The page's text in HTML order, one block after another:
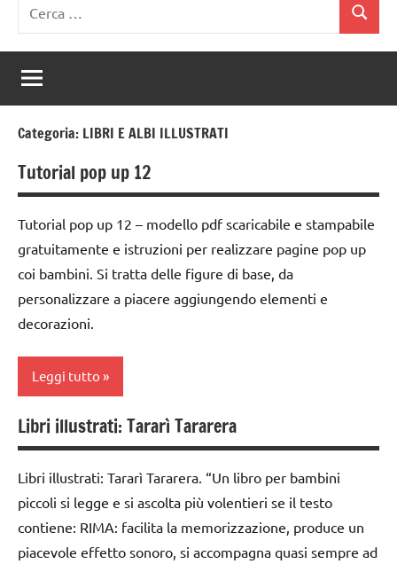
per:
Cerca
Categoria: LIBRI E ALBI ILLUSTRATI
Tutorial pop up 12
Tutorial pop up 12 – modello pdf scaricabile e stampabile
gratuitamente e istruzioni per realizzare pagine pop up
coi bambini. Si tratta delle figure di base, da
personalizzare a piacere aggiungendo elementi e
decorazioni.
Leggi tutto
ARTE
IMMAGINE
carta
cartamodelli
dai
Libri illustrati: Tararì Tararera
Libri illustrati: Tararì Tararera. “Un libro per bambini
piccoli si legge e si ascolta più volentieri se il testo
contiene: RIMA: facilita la memorizzazione, produce un
piacevole effetto sonoro, si accompagna quasi sempre ad